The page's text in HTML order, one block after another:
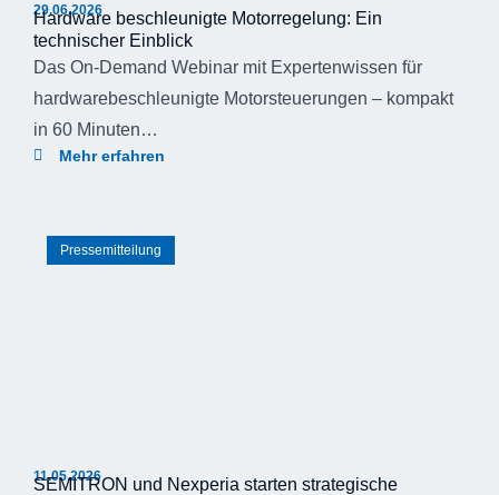
29.06.2026
Hardware beschleunigte Motorregelung: Ein
technischer Einblick
Das On-Demand Webinar mit Expertenwissen für
hardwarebeschleunigte Motorsteuerungen – kompakt
in 60 Minuten…
Mehr erfahren
Pressemitteilung
11.05.2026
SEMITRON und Nexperia starten strategische